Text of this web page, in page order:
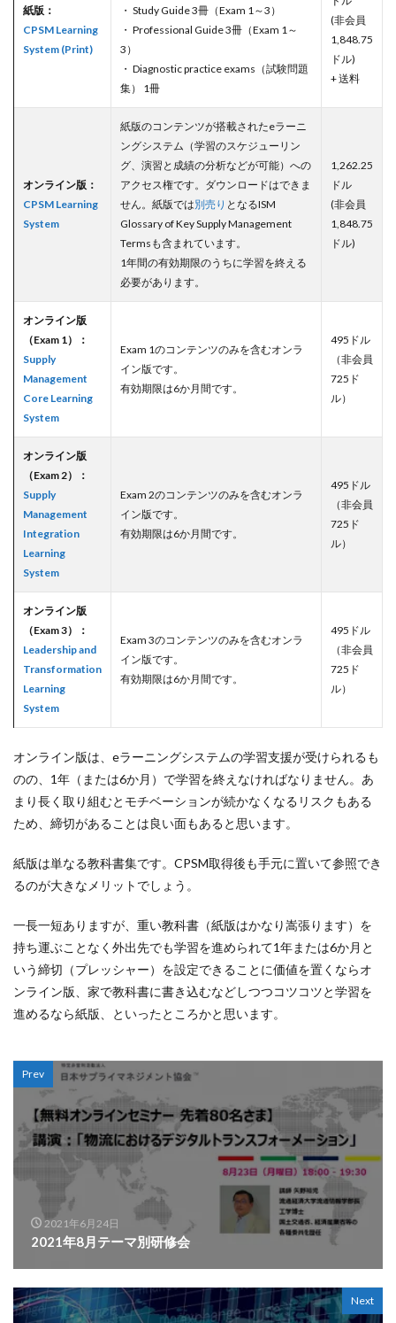
紙版：
CPSM Learning
System (Print)
・ Study Guide 3冊（Exam 1～3）
・ Professional Guide 3冊（Exam 1～
3）
・ Diagnostic practice exams（試験問題
集） 1冊
(非会員
1,848.75
ドル)
+ 送料
オンライン版：
CPSM Learning
System
紙版のコンテンツが搭載されたeラーニ
ングシステム（学習のスケジューリン
グ、演習と成績の分析などが可能）への
アクセス権です。ダウンロードはできま
せん。紙版では別売り となるISM
Glossary of Key Supply Management
Termsも含まれています。
1年間の有効期限のうちに学習を終える
必要があります。
1,262.25
ドル
(非会員
1,848.75
ドル)
オンライン版
（Exam 1）：
Supply
Management
Core Learning
System
Exam 1のコンテンツのみを含むオンラ
イン版です。
有効期限は6か月間です。
495ドル
（非会員
725ド
ル）
オンライン版
（Exam 2）：
Supply
Management
Integration
Learning
System
Exam 2のコンテンツのみを含むオンラ
イン版です。
有効期限は6か月間です。
495ドル
（非会員
725ド
ル）
オンライン版
（Exam 3）：
Leadership and
Transformation
Learning
System
Exam 3のコンテンツのみを含むオンラ
イン版です。
有効期限は6か月間です。
495ドル
（非会員
725ド
ル）
オンライン版は、eラーニングシステムの学習支援が受けられるも
のの、1年（または6か月）で学習を終えなければなりません。あ
まり長く取り組むとモチベーションが続かなくなるリスクもある
ため、締切があることは良い面もあると思います。
紙版は単なる教科書集です。CPSM取得後も手元に置いて参照でき
るのが大きなメリットでしょう。
一長一短ありますが、重い教科書（紙版はかなり嵩張ります）を
持ち運ぶことなく外出先でも学習を進められて1年または6か月と
いう締切（プレッシャー）を設定できることに価値を置くならオ
ンライン版、家で教科書に書き込むなどしつつコツコツと学習を
進めるなら紙版、といったところかと思います。
Prev
2021年6月24日
2021年8月テーマ別研修会
Next